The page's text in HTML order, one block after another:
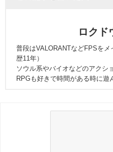
ロクド
普段はVALORANTなどFPSを
歴11年）
ソウル系やバイオなどのアクシ
RPGも好きで時間がある時に遊